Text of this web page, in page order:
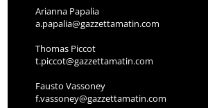
Arianna Papalia
a.papalia@gazzettamatin.com
Thomas Piccot
t.piccot@gazzettamatin.com
Fausto Vassoney
f.vassoney@gazzettamatin.com